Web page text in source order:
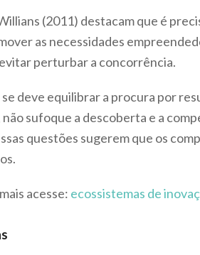
(2011) destacam que é
as necessidades
perturbar a concorrência.
se deve equilibrar a procura por
sufoque a descoberta e a
questões sugerem que os
acesse: ecossistemas de